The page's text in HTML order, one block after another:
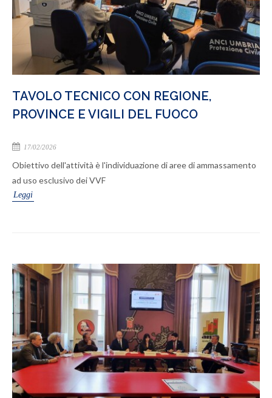
TAVOLO TECNICO CON REGIONE,
PROVINCE E VIGILI DEL FUOCO
17/02/2026
Obiettivo dell'attività è l'individuazione di aree di ammassamento
ad uso esclusivo dei VVF
Leggi